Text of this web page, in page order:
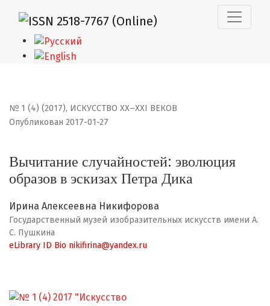
Вычитание случайностей: эволюция образов в
№ 1 (4) (2017), ИСКУССТВО XX–XXI ВЕКОВ
Вычитание случайностей: эволюция
образов в эскизах Петра Дика
Опубликован 2017-01-27
Ирина Алексеевна Никифорова
Государственный музей изобразительных искусств имени А.
С. Пушкина
eLibrary ID Bio nikifirina@yandex.ru